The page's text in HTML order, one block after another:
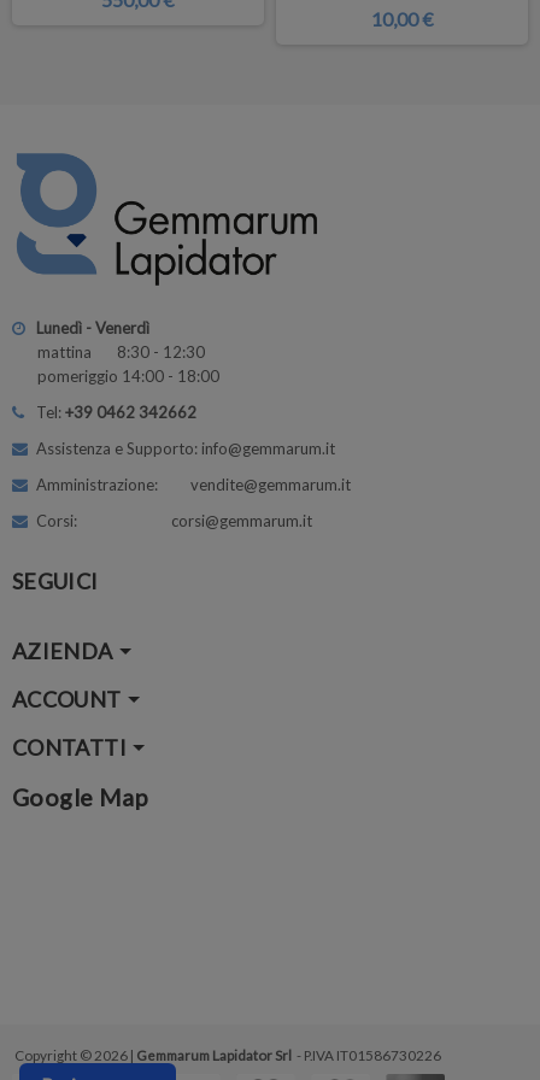
10,00 €
Lunedì - Venerdì
mattina 8:30 - 12:30
pomeriggio 14:00 - 18:00
Tel:+39 0462 342662
Assistenza e Supporto: info@gemmarum.it
Amministrazione: vendite@gemmarum.it
Corsi: corsi@gemmarum.it
SEGUICI
AZIENDA
ACCOUNT
CONTATTI
Google Map
Copyright © 2026 | Gemmarum Lapidator Srl - P.IVA IT01586730226